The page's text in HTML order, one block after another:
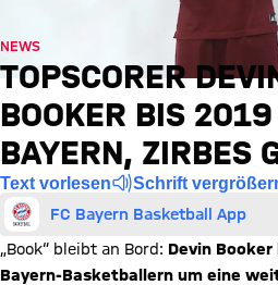
NEWS
TOPSCORER
BOOKER BIS
BAYERN, ZIRBES
Text vorlesen Schrift
FC Bayern Basketball App
„Book“ bleibt an Bord: Devin
Bayern-Basketballern um eine